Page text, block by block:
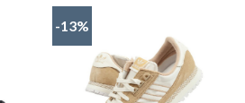
-13%